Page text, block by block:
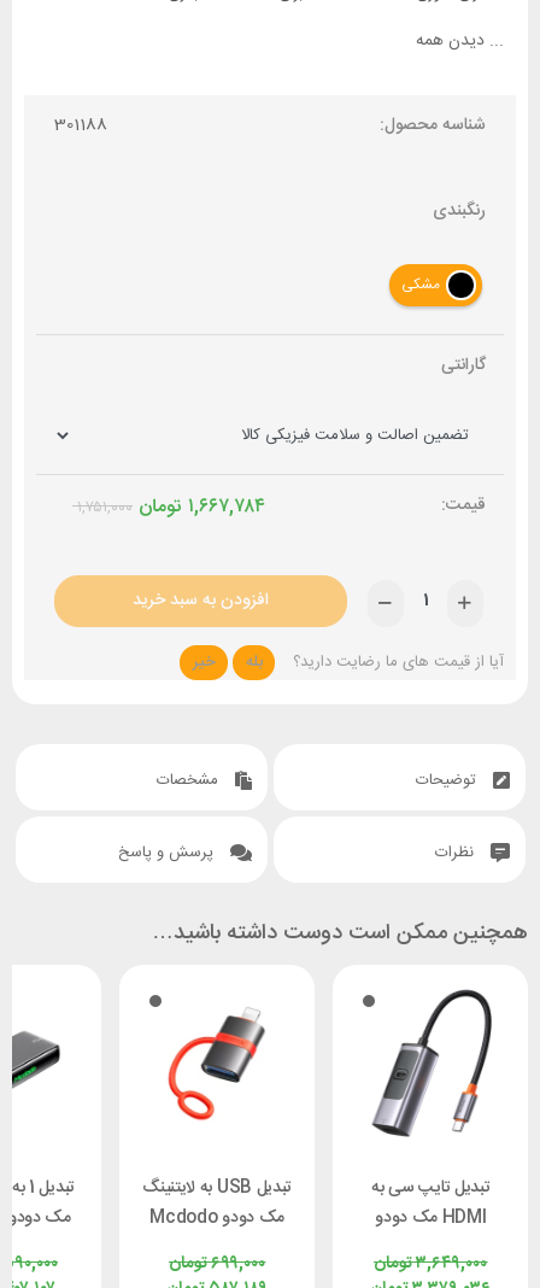
... دیدن همه
شناسه محصول: 301188
رنگبندی
مشکی
گارانتی
۱,۷۵۱,۰۰۰ تومان ۱,۶۶۷,۷۸۴
افزودن به سبد خرید
آیا از قیمت های ما رضایت دارید؟ بله خیر
توضیحات مشخصات
نظرات پرسش و پاسخ
همچنین ممکن است دوست داشته باشید…
تبدیل تایپ سی به
HDMI مک دودو
8K تومان۳,۶۴۹,۰۰۰
تبدیل USB به لایتنینگ
مک دودو Mcdodo
تومان۶۹۹,۰۰۰